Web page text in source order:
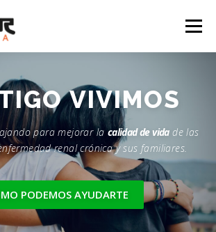
Menú
LA ERC
EQUIPO AGENDA COLABORA
VIVIMOS
para mejorar lacalidad de vidade las
renal crónica y sus familiares.
PODEMOS AYUDARTE